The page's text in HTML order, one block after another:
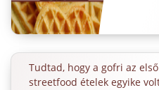
Tudtad, hogy a gofri az első
streetfood ételek egyike